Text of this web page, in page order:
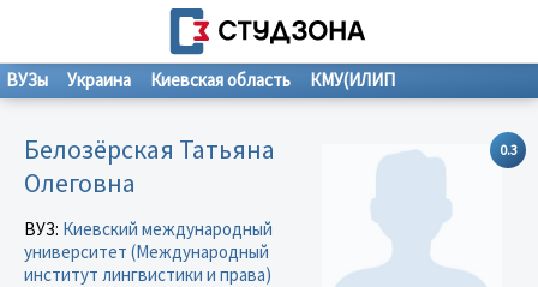
ВУЗы Украина Киевская область КМУ(ИЛИП
0.3
Белозёрская Татьяна
Олеговна
ВУЗ: Киевский международный
университет (Международный
институт лингвистики и права)